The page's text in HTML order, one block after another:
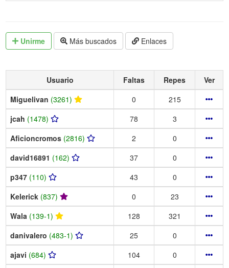
Unirme Más buscados Enlaces
Usuario Faltas Repes
Ver
Miguelivan (3261) 0
215
jcah (1478) 78
3
Aficioncromos (2816) 2
0
david16891 (162) 37
0
p347 (110) 43
0
Kelerick (837) 0
23
Wala (139-1) 128
321
danivalero (483-1) 25
0
ajavi (684) 104
0